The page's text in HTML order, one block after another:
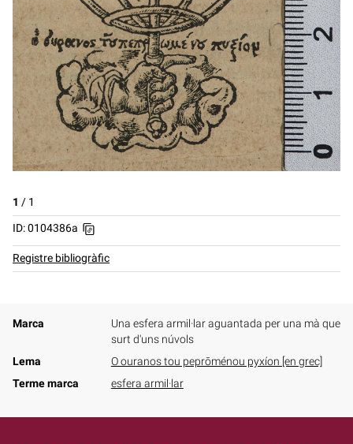
1 / 1
ID: 0104386a
Registre bibliogràfic
Marca
Una esfera armil·lar aguantada per una mà que
surt d'uns núvols
Lema
O ouranos tou peprōménou pyxíon [en grec]
Terme marca
esfera armil·lar